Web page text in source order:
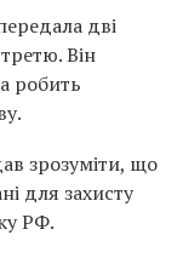
дві
Він
робить
зрозуміти, що
для захисту
РФ.